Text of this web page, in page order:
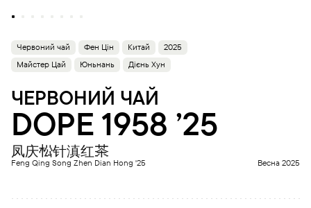
Червоний чай Фен Цін Китай
2025
Майстер Цай
Юньнань Дієнь Хун
ЧЕРВОНИЙ ЧАЙ
DOPE 1958 ’25
凤庆松针滇红茶
Feng Qing Song Zhen Dian Hong '25 Весна 2025